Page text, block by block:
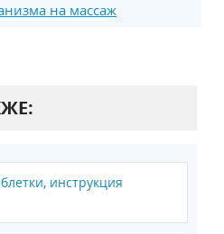
на массаж
инструкция